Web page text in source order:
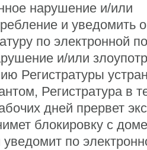
нарушение и/или
и уведомить
по электронной
и/или
Регистратуры
Регистратура в
дней прервет
блокировку с
по